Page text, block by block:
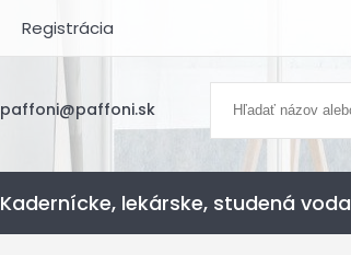
Registrácia
paffoni@paffoni.sk
Kadernícke, lekárske, studená voda